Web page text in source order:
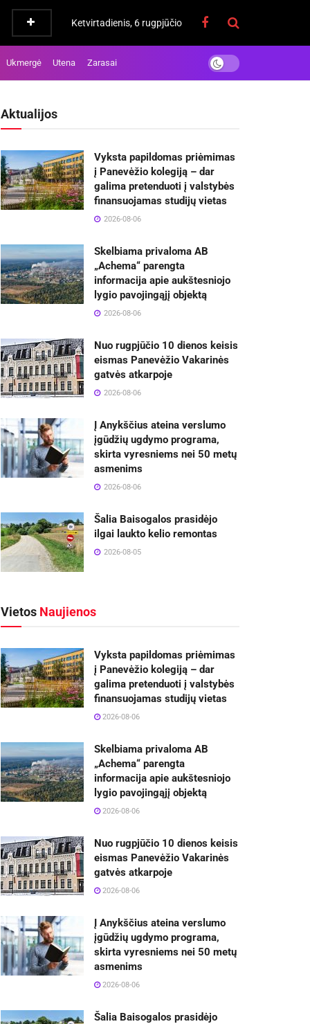
Ketvirtadienis, 6 rugpjūčio
Ukmergė Utena Zarasai
Aktualijos
Vyksta papildomas priėmimas
į Panevėžio kolegiją – dar
galima pretenduoti į valstybės
finansuojamas studijų vietas
2026-08-06
Skelbiama privaloma AB
„Achema“ parengta
informacija apie aukštesniojo
lygio pavojingąjį objektą
2026-08-06
Nuo rugpjūčio 10 dienos keisis
eismas Panevėžio Vakarinės
gatvės atkarpoje
2026-08-06
Į Anykščius ateina verslumo
įgūdžių ugdymo programa,
skirta vyresniems nei 50 metų
asmenims
2026-08-06
Šalia Baisogalos prasidėjo
ilgai laukto kelio remontas
2026-08-05
Vietos Naujienos
Vyksta papildomas priėmimas
į Panevėžio kolegiją – dar
galima pretenduoti į valstybės
finansuojamas studijų vietas
2026-08-06
Skelbiama privaloma AB
„Achema“ parengta
informacija apie aukštesniojo
lygio pavojingąjį objektą
2026-08-06
Nuo rugpjūčio 10 dienos keisis
eismas Panevėžio Vakarinės
gatvės atkarpoje
2026-08-06
Į Anykščius ateina verslumo
įgūdžių ugdymo programa,
skirta vyresniems nei 50 metų
asmenims
2026-08-06
Šalia Baisogalos prasidėjo